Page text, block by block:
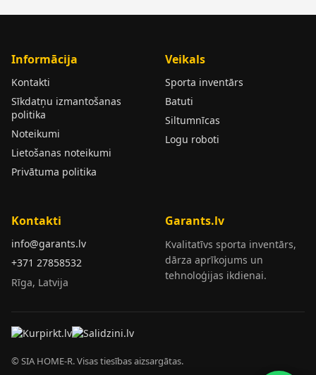
Informācija
Kontakti
Sīkdatņu izmantošanas
politika
Noteikumi
Lietošanas noteikumi
Privātuma politika
Veikals
Sporta inventārs
Batuti
Siltumnīcas
Logu roboti
Kontakti
info@garants.lv
+371 27858532
Rīga, Latvija
Garants.lv
Kvalitatīvs sporta inventārs,
dārza aprīkojums un
tehnoloģijas ikdienai.
© SIA HOME-R. Visas tiesības aizsargātas.